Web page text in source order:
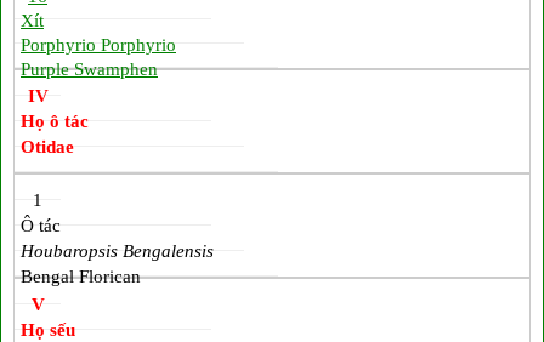
Xít
Porphyrio Porphyrio
Purple Swamphen
IV
Họ ô tác
Otidae
1
Ô tác
Houbaropsis Bengalensis
Bengal Florican
V
Họ sếu